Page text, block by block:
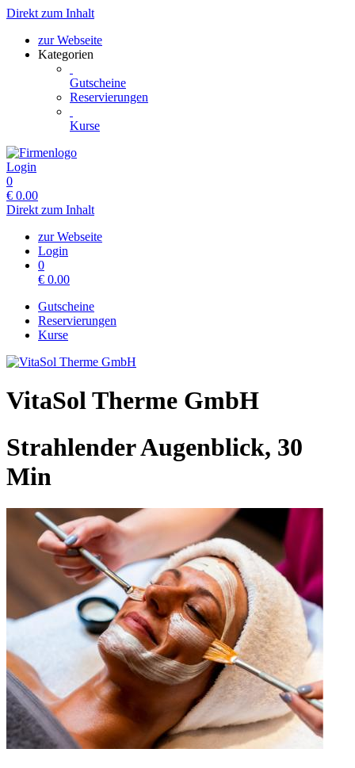
Direkt zum Inhalt
zur Webseite
Kategorien
Gutscheine
Reservierungen
Kurse
Login
0
€ 0.00
Direkt zum Inhalt
zur Webseite
Login
0
€ 0.00
Gutscheine
Reservierungen
Kurse
VitaSol Therme GmbH
Strahlender Augenblick, 30
Min